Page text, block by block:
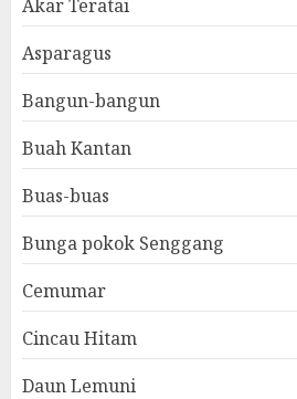
Akar Teratai
Asparagus
Bangun-bangun
Buah Kantan
Buas-buas
Bunga pokok Senggang
Cemumar
Cincau Hitam
Daun Lemuni